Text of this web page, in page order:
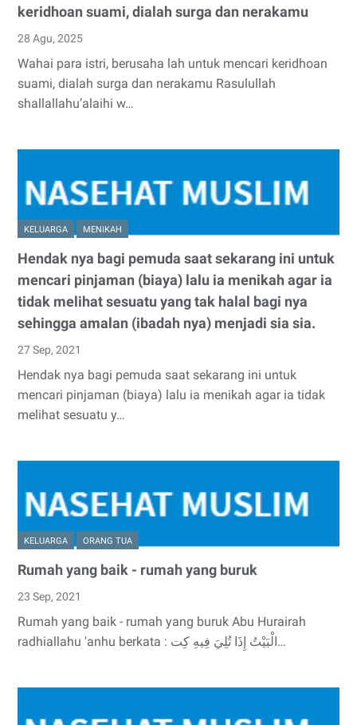
keridhoan suami, dialah surga dan nerakamu
28 Agu, 2025
Wahai para istri, berusaha lah untuk mencari keridhoan
suami, dialah surga dan nerakamu Rasulullah
shallallahu’alaihi w…
KELUARGA MENIKAH
Hendak nya bagi pemuda saat sekarang ini untuk
mencari pinjaman (biaya) lalu ia menikah agar ia
tidak melihat sesuatu yang tak halal bagi nya
sehingga amalan (ibadah nya) menjadi sia sia.
27 Sep, 2021
Hendak nya bagi pemuda saat sekarang ini untuk
mencari pinjaman (biaya) lalu ia menikah agar ia tidak
melihat sesuatu y…
KELUARGA ORANG TUA
Rumah yang baik - rumah yang buruk
23 Sep, 2021
Rumah yang baik - rumah yang buruk Abu Hurairah
radhiallahu 'anhu berkata : الْبَيْتُ ‌إِذَا ‌تُلِيَ فِيهِ كِت…